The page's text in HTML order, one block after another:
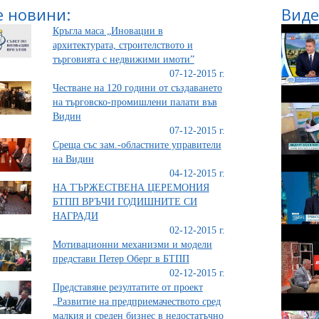
Кръгла маса „Иновации в
архитектурата, строителството и
търговията с недвижими имоти”
07-12-2015 г.
Честване на 120 години от създаването
на търговско-промишлени палати във
Видин
07-12-2015 г.
Среща със зам.-областните управители
на Видин
04-12-2015 г.
НА ТЪРЖЕСТВЕНА ЦЕРЕМОНИЯ
БТПП ВРЪЧИ ГОДИШНИТЕ СИ
НАГРАДИ
02-12-2015 г.
Мотивационни механизми и модели
представи Петер Оберг в БТПП
02-12-2015 г.
Представяне резултатите от проект
„Развитие на предприемачеството сред
малкия и среден бизнес в недостатъчно